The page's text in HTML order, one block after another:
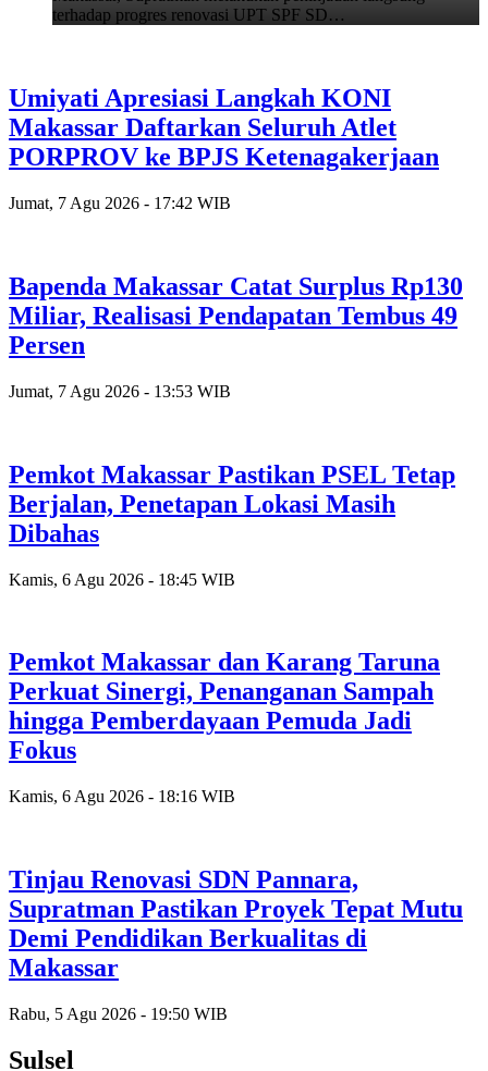
terhadap progres renovasi UPT SPF SD…
Umiyati Apresiasi Langkah KONI
Makassar Daftarkan Seluruh Atlet
PORPROV ke BPJS Ketenagakerjaan
Jumat, 7 Agu 2026 - 17:42 WIB
Bapenda Makassar Catat Surplus Rp130
Miliar, Realisasi Pendapatan Tembus 49
Persen
Jumat, 7 Agu 2026 - 13:53 WIB
Pemkot Makassar Pastikan PSEL Tetap
Berjalan, Penetapan Lokasi Masih
Dibahas
Kamis, 6 Agu 2026 - 18:45 WIB
Pemkot Makassar dan Karang Taruna
Perkuat Sinergi, Penanganan Sampah
hingga Pemberdayaan Pemuda Jadi
Fokus
Kamis, 6 Agu 2026 - 18:16 WIB
Tinjau Renovasi SDN Pannara,
Supratman Pastikan Proyek Tepat Mutu
Demi Pendidikan Berkualitas di
Makassar
Rabu, 5 Agu 2026 - 19:50 WIB
Sulsel